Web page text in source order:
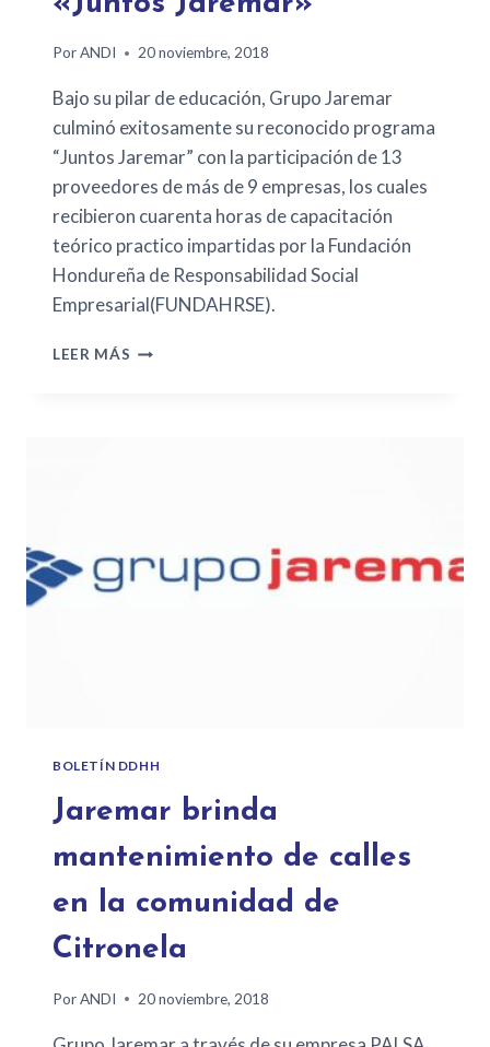
PorANDI 20 noviembre, 2018
Bajo su pilar de educación, Grupo Jaremar
culminó exitosamente su reconocido programa
“Juntos Jaremar” con la participación de 13
proveedores de más de 9 empresas, los cuales
recibieron cuarenta horas de capacitación
teórico practico impartidas por la Fundación
Hondureña de Responsabilidad Social
Empresarial(FUNDAHRSE).
LEER MÁS
BOLETÍN DDHH
Jaremar brinda
mantenimiento de calles
en la comunidad de
Citronela
PorANDI 20 noviembre, 2018